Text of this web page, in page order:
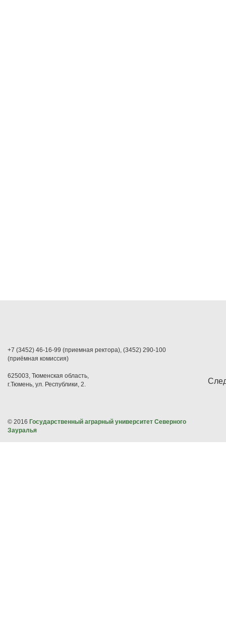
+7 (3452) 46-16-99 (приемная ректора), (3452) 290-100
(приёмная комиссия)
625003, Тюменская область,
г.Тюмень, ул. Республики, 2.
© 2016 Государственный аграрный университет Северного
Зауралья